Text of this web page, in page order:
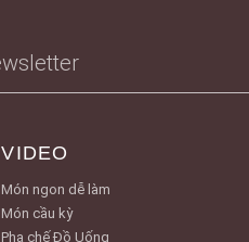
VIDEO
Món ngon dễ làm
Món cầu kỳ
Pha chế Đồ Uống